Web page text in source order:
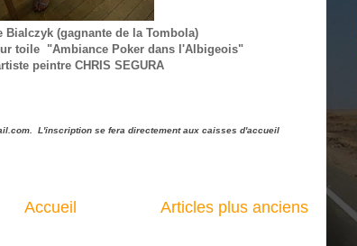
(gagnante de la Tombola)
toile "Ambiance Poker dans l'Albigeois"
peintre CHRIS SEGURA
L'inscription se fera directement aux caisses d'accueil
Articles plus anciens
Accueil